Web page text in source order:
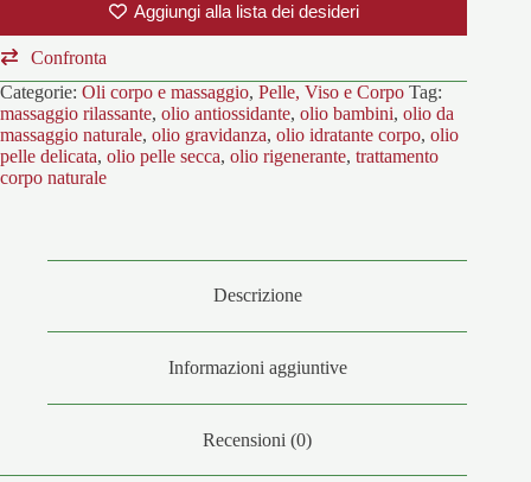
Aggiungi alla lista dei desideri
Confronta
Categorie: Oli corpo e massaggio, Pelle, Viso e Corpo Tag:
massaggio rilassante, olio antiossidante, olio bambini, olio da
massaggio naturale, olio gravidanza, olio idratante corpo, olio
pelle delicata, olio pelle secca, olio rigenerante, trattamento
corpo naturale
Descrizione
Informazioni aggiuntive
Recensioni (0)